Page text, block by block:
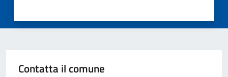
Contatta il comune